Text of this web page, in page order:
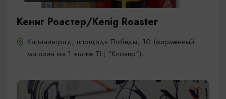
Кениг Роастер/Kenig Roaster
Калининград, площадь Победы, 10 (фирменный
магазин на 1 этаже ТЦ "Кловер");